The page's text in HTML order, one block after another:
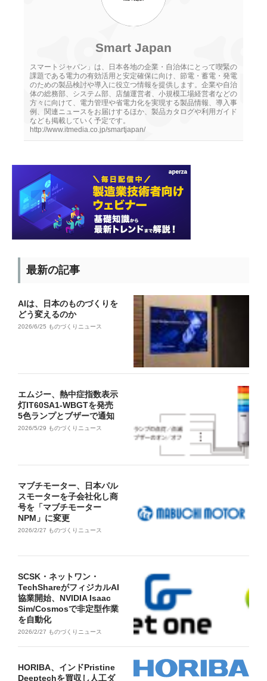
Smart Japan
スマートジャパン」は、日本各地の企業・自治体にとって喫緊の
課題である電力の有効活用と安定確保に向け、節電・蓄電・発電
のための製品検討や導入に役立つ情報を提供します。企業や自治
体の総務部、システム部、店舗運営者、小規模工場経営者などの
方々に向けて、電力管理や省電力化を実現する製品情報、導入事
例、関連ニュースをお届けするほか、製品カタログや利用ガイド
なども掲載していく予定です。
http://www.itmedia.co.jp/smartjapan/
最新の記事
AIは、日本のものづくりを
どう変えるのか
2026/6/25 ものづくりニュース
エムジー、熱中症指数表示
灯IT60SA1-WBGTを発売
5色ランプとブザーで通知
2026/5/29 ものづくりニュース
マブチモーター、日本パル
スモーターを子会社化し商
号を「マブチモーター
NPM」に変更
2026/2/27 ものづくりニュース
SCSK・ネットワン・
TechShareがフィジカルAI
協業開始、NVIDIA Isaac
Sim/Cosmosで非定型作業
を自動化
2026/2/27 ものづくりニュース
HORIBA、インドPristine
Deeptechを買収し人工ダ